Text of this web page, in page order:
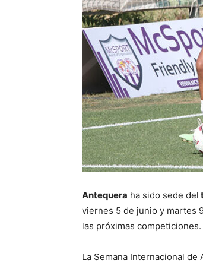
Antequera ha sido sede del
viernes 5 de junio y martes
las próximas competiciones.
La Semana Internacional de